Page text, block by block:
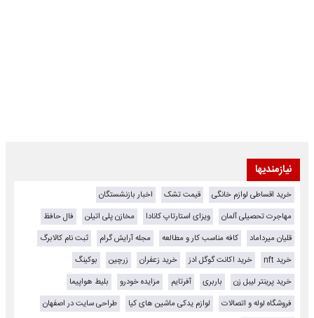
نیازمندیها
خرید اقساطی لوازم خانگی قیمت تشک
اخبار بازنشستگان
مهاجرت تحصیلی آلمان
ویزای استارتاپ کانادا مخازن پلی اتیلن
فال حافظ
قلیان میرداماد
کافه مناسب کار و مطالعه مجله آرایش گرام
ثبت نام کالابرگ
خرید nft
خرید اکانت گوگل ادز خرید زعفران زرچین
بوکینگ
خرید پرینتر لیبل زن
باربری آفرتایم مزایده خودرو
بلیط هواپیما
فروشگاه لوله و اتصالات
لوازم یدکی ماشین های کیا
طراحی سایت در اصفهان